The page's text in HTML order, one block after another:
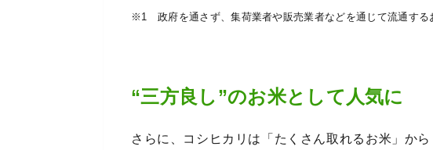
※1 政府を通さず、集荷業者や販売業者などを通じて流通する
“三方良し”のお米として人気に
さらに、コシヒカリは「たくさん取れるお米」か